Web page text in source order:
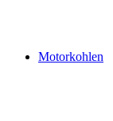
Motorkohlen